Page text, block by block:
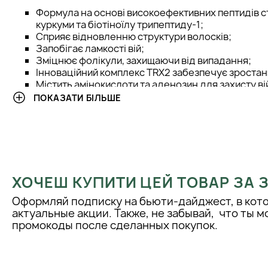
Формула на основі високоефективних пептидів
куркуми та біотіноїлу трипептиду-1;
Сприяє відновленню структури волосків;
Запобігає ламкості вій;
Зміцнює фолікули, захищаючи від випадання;
Інноваційний комплекс TRX2 забезпечує
Містить амінокислоти та аденозин для захисту
Гіалуронова кислота зволожує волоски та шкіру
двічі на день: вранці та ввечері. Наносите декоративну
після того, як шкіра повністю поглине сироватку.
ПОКАЗАТИ БІЛЬШЕ
ХОЧЕШ КУПИТИ ЦЕЙ ТОВАР ЗА
Оформляй подписку на бьюти-дайджест, в
актуальные акции. Также, не забывай, что ты
промокоды после сделанных покупок.